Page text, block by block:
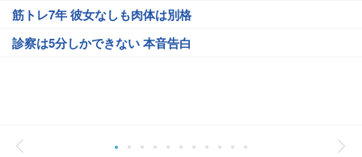
筋トレ7年 彼女なしも肉体は別格
診察は5分しかできない 本音告白